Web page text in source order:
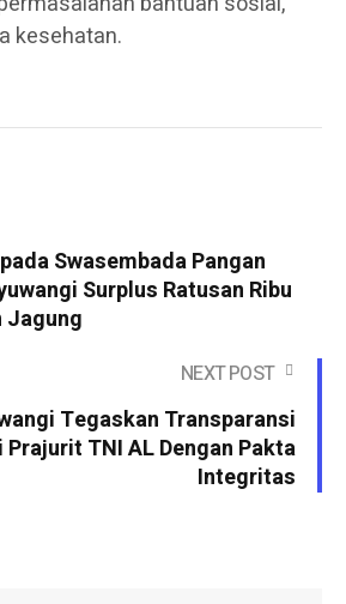
kesehatan.
Swasembada Pangan
Surplus Ratusan Ribu
Jagung
NEXT POST
Tegaskan Transparansi
Prajurit TNI AL Dengan Pakta
Integritas